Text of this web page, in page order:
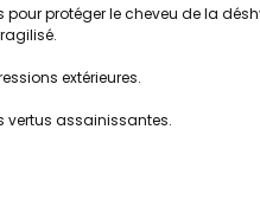
protéger le cheveu de la
extérieures.
assainissantes.